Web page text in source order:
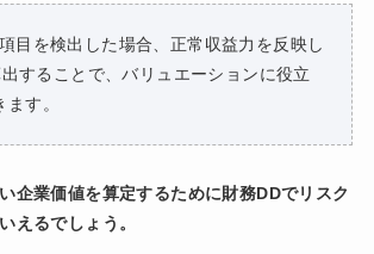
目を検出した場合、正常収益力を反映し
することで、バリュエーションに役立
す。
企業価値を算定するために財務DDでリスク
えるでしょう。